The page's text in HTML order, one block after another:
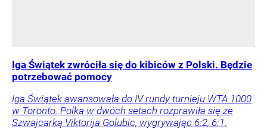
Iga Świątek zwróciła się do kibiców z Polski. Będzie
potrzebować pomocy
Iga Świątek awansowała do IV rundy turnieju WTA 1000
w Toronto. Polka w dwóch setach rozprawiła się ze
Szwajcarką Viktorija Golubic, wygrywając 6:2, 6:1.